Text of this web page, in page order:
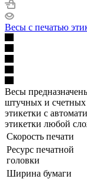
Весы с печатью
Весы
штучных и счетных
этикетки с
этикетки любой
Скорость печати
Ресурс печатной
головки
Ширина бумаги